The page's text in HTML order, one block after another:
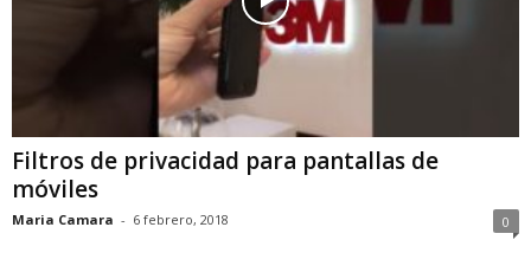
Filtros de privacidad para pantallas de
móviles
Maria Camara - 6 febrero, 2018 0